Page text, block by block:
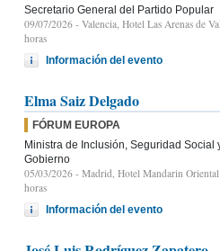
Secretario General del Partido Popular
09/07/2026 - Valencia, Hotel Las Arenas de
horas
Información del evento
Elma Saiz Delgado
FÓRUM EUROPA
Ministra de Inclusión, Seguridad Social
Gobierno
05/03/2026 - Madrid, Hotel Mandarin
horas
Información del evento